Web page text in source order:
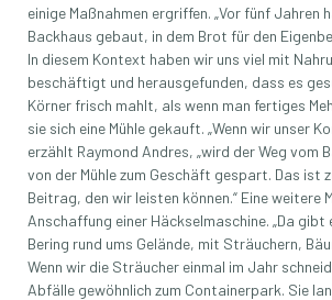
einige Maßnahmen ergriffen. „Vor fünf Jahren
Backhaus gebaut, in dem Brot für den
In diesem Kontext haben wir uns viel mit
beschäftigt und herausgefunden, dass es
Körner frisch mahlt, als wenn man fertiges
sie sich eine Mühle gekauft. „Wenn wir unser
erzählt Raymond Andres, „wird der Weg vom
von der Mühle zum Geschäft gespart. Das ist
Beitrag, den wir leisten können.“ Eine weitere
Anschaffung einer Häckselmaschine. „Da gibt
Bering rund ums Gelände, mit Sträuchern,
Wenn wir die Sträucher einmal im Jahr
Abfälle gewöhnlich zum Containerpark. Sie